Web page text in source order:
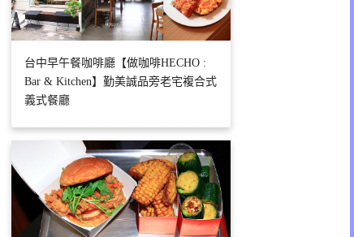
台中早午餐咖啡廳【做咖啡HECHO :
Bar & Kitchen】勤美誠品旁老宅複合式
義式餐廳